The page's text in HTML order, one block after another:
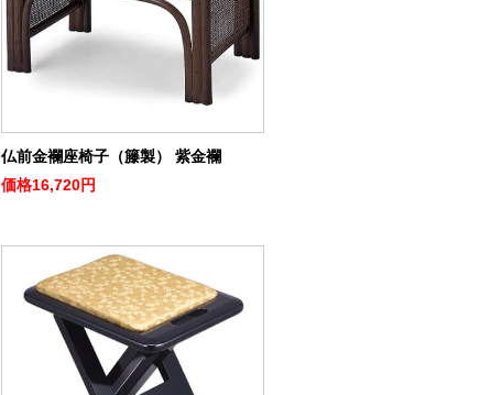
仏前金襴座椅子（籐製） 紫金襴
価格16,720円